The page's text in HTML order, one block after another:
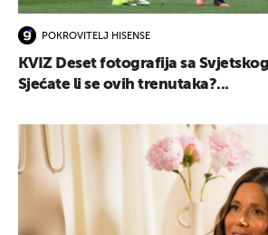
POKROVITELJ HISENSE
KVIZ Deset fotografija sa
Sjećate li se ovih trenutaka?...